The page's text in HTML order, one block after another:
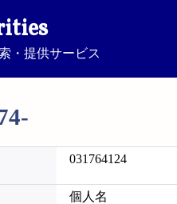
・提供サービス
031764124
個人名